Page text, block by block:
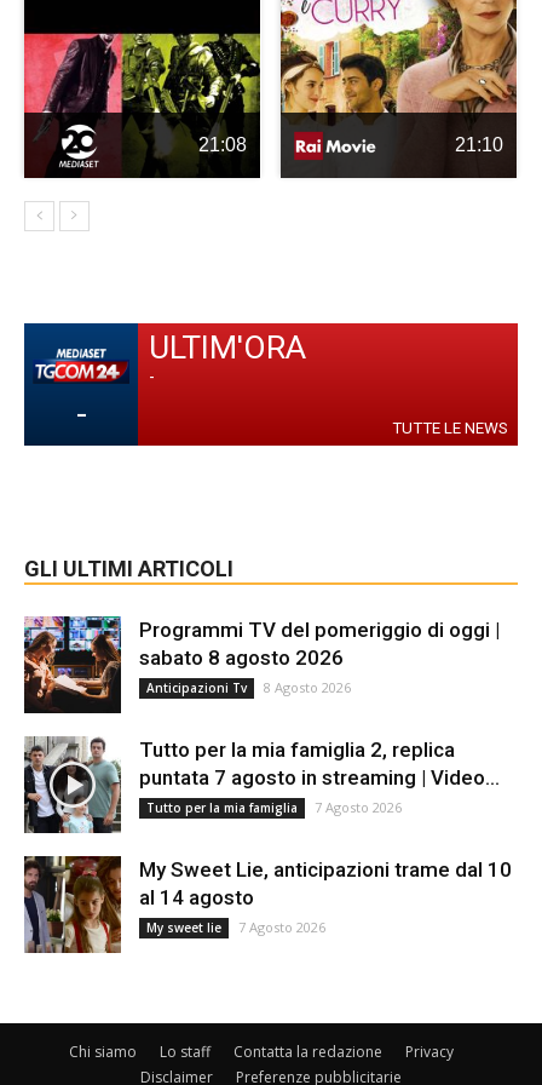
21:08 21:10
-
ULTIM'ORA
-
TUTTE LE NEWS
GLI ULTIMI ARTICOLI
Programmi TV del pomeriggio di oggi |
sabato 8 agosto 2026
Anticipazioni Tv 8 Agosto 2026
Tutto per la mia famiglia 2, replica
puntata 7 agosto in streaming | Video...
Tutto per la mia famiglia 7 Agosto 2026
My Sweet Lie, anticipazioni trame dal 10
al 14 agosto
My sweet lie 7 Agosto 2026
Chi siamo Lo staff Contatta la redazione
Privacy
Disclaimer
Preferenze pubblicitarie